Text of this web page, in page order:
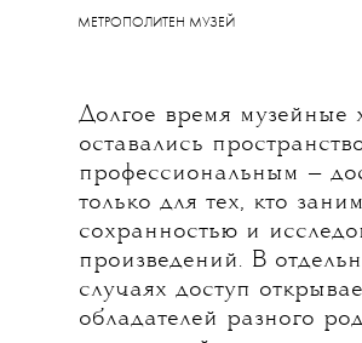
МЕТРОПОЛИТЕН МУЗЕЙ
Долгое время музейные
оставались
профессиональным —
только для тех, кто
сохранностью и
произведений. В
случаях доступ
обладателей разного